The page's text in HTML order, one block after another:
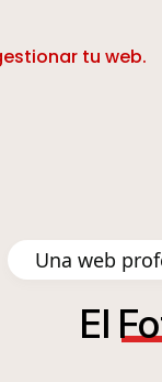
tu web.
Una web
El